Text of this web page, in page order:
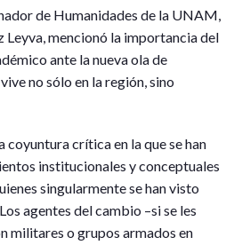
de Humanidades de la UNAM,
mencionó la importancia del
ante la nueva ola de
no sólo en la región, sino
coyuntura crítica en la que se han
institucionales y conceptuales
singularmente se han visto
agentes del cambio –si se les
militares o grupos armados en